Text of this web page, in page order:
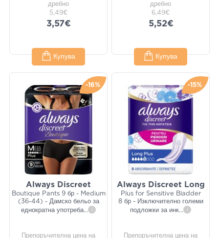
дребно
5,49€
3,57€
Купува
дребно
6,49€
5,52€
Купува
-16%
Always Discreet
Boutique Pants 9 бр - Medium
(36-44) - Дамско бельо за
еднократна употреба... i
Препоръчителна цена на
-15%
Always Discreet Long
Plus for Sensitive Bladder
8 бр - Изключително големи
подложки за инк... i
Препоръчителна цена на